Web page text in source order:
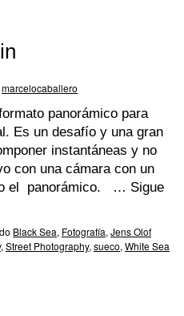
marcelocaballero
panorámico para
Es un desafío y una gran
instantáneas y no
con una cámara con un
el panorámico. … Sigue
Black Sea, Fotografía, Jens Olof
, Street Photography, sueco, White Sea